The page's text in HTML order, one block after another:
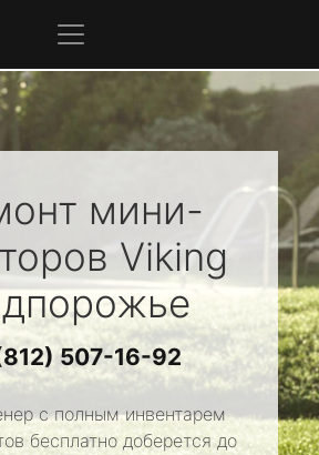
мини-
Viking
507-16-92
с полным инвентарем
бесплатно доберется до